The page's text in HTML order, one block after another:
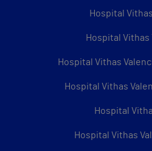
Hospital
Hospital Vithas
Hospital Vithas
Hospital Vithas
Hospital
Hospital Vithas